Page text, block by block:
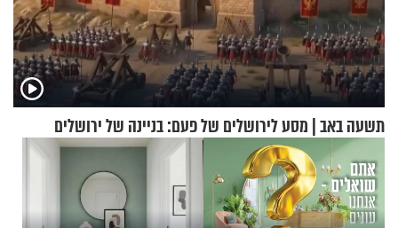
תשעה באב | מסע לירושלים של פעם: בניינה של ירושלים